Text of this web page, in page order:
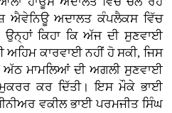
ਐਵੇਨਿਊ ਅਦਾਲਤ ਕੰਪਲੈਕਸ ਵਿੱਚ
ਕਿਹਾ ਕਿ ਅੱਜ ਦੀ ਸੁਣਵਾਈ
ਅਹਿਮ ਕਾਰਵਾਈ ਨਹੀਂ ਹੋ ਸਕੀ, ਜਿਸ
ਅੱਠ ਮਾਮਲਿਆਂ ਦੀ ਅਗਲੀ ਸੁਣਵਾਈ
ਕਰ ਦਿੱਤੀ। ਇਸ ਮੌਕੇ ਭਾਈ
ਵਕੀਲ ਭਾਈ ਪਰਮਜੀਤ ਸਿੰਘ